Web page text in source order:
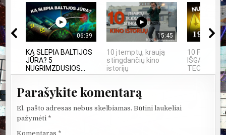
06:39
KĄ SLEPIA BALTIJOS
JŪRA? 5
NUGRIMZDUSIOS...
15:45
10 įtemptų, kraują
stingdančių kino
istorijų
10
IŠGALVOTŲ
Parašykite komentarą
El. pašto adresas nebus skelbiamas. Būtini laukeliai
pažymėti *
Komentaras *